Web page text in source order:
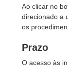
Ao clicar no
direcionado a
os
Prazo
O acesso às